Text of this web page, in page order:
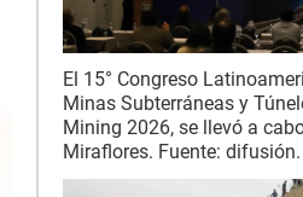
El 15° Congreso
Minas Subterráneas y
Mining 2026, se llevó a
Miraflores. Fuente: difusión.